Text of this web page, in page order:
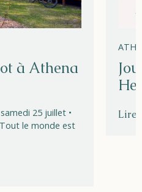
à Athena
25 juillet •
le monde est
Lire